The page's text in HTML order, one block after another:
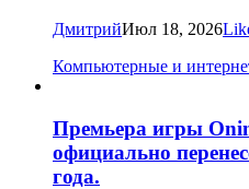
ДмитрийИюл 18, 2026
Компьютерные и
Премьера игры
официально
года.